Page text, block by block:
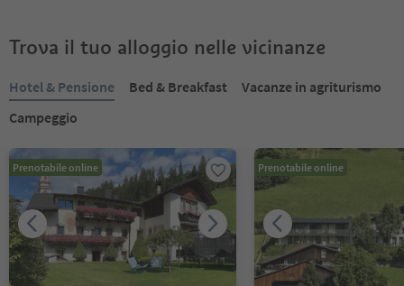
Trova il tuo alloggio nelle vicinanze
Hotel & Pensione Bed & Breakfast
Vacanze in agriturismo
Campeggio
Prenotabile online Prenotabile online